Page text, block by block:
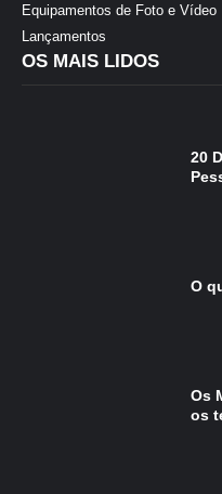
Equipamentos de Foto e Vídeo
Lançamentos
OS MAIS LIDOS
20
O
Os
os